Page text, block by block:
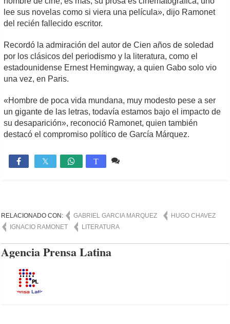
lee sus novelas como si viera una película», dijo Ramonet
del recién fallecido escritor.
Recordó la admiración del autor de Cien años de soledad
por los clásicos del periodismo y la literatura, como el
estadounidense Ernest Hemingway, a quien Gabo solo vio
una vez, en Paris.
«Hombre de poca vida mundana, muy modesto pese a ser
un gigante de las letras, todavía estamos bajo el impacto de
su desaparición», reconoció Ramonet, quien también
destacó el compromiso político de García Márquez.
 T
RELACIONADO CON: GABRIEL GARCIA MARQUEZ
HUGO CHAVEZ
IGNACIO RAMONET
LITERATURA
Agencia Prensa Latina